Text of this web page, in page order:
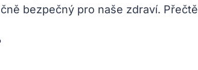
bezpečný pro naše zdraví.